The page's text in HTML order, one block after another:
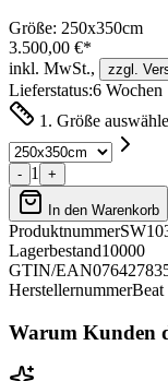
Größe: 250x350cm
3.500,00 €*
inkl. MwSt.,
zzgl.
Lieferstatus:6 Wochen
1. Größe
- 1 +
In den Warenkorb
Produktnummer
Lagerbestand10000
GTIN/EAN
HerstellernummerBeat
Warum Kunden